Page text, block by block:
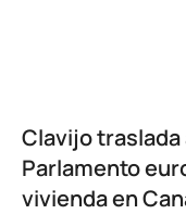
Clavijo
Parlamento
vivienda en